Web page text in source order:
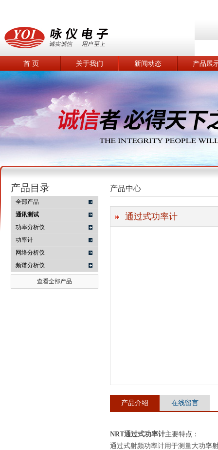
首 页 关于我们 新闻动态 产品展
产品目录
全部产品
通讯测试
功率分析仪
功率计
网络分析仪
频谱分析仪
查看全部产品
产品中心
通过式功率计
产品介绍 在线留言
NRT通过式功率计主要特点：
通过式射频功率计用于测量大功率